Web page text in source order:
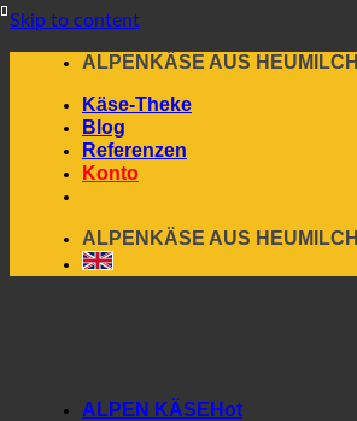
Skip to content
ALPENKÄSE AUS HEUMILCH
Käse-Theke
Blog
Referenzen
Konto
ALPENKÄSE AUS HEUMILCH
ALPEN KÄSE